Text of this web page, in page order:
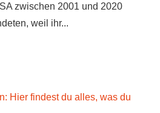
zwischen 2001 und 2020
weil ihr...